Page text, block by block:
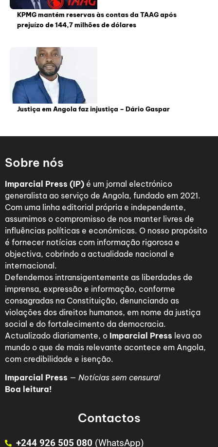
KPMG mantém reservas às contas da TAAG após
prejuízo de 144,7 milhões de dólares
Justiça em Angola faz injustiça – Dário Gaspar
Sobre nós
Imparcial Press (IP) é um jornal electrónico
generalista ao serviço de Angola, fundado em 2021.
Com uma linha editorial própria e independente,
assumimos o compromisso de nos manter livres de
influências políticas e económicas. O nosso propósito
é fornecer notícias com informação rigorosa e
objectiva, cobrindo a actualidade nacional e
internacional.
Defendemos intransigentemente as liberdades de
imprensa, expressão e informação, conforme
consagradas na Constituição, denunciando as
violações dos direitos humanos, em nome da justiça
social e do fortalecimento da democracia.
Actualizado diariamente, o Imparcial Press leva ao
mundo o que de mais relevante acontece em Angola,
com credibilidade e isenção.
Imparcial Press — Notícias sem censura!
Boa leitura!
Contactos
+244 926 505 080 (WhatsApp)